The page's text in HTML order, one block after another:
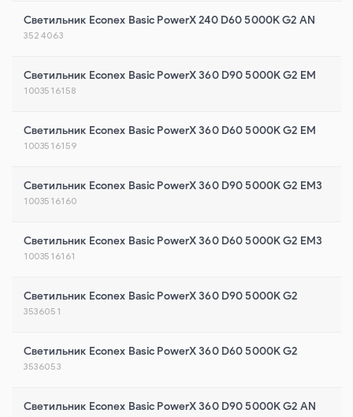
Светильник Econex Basic PowerX 240 D60 5000K G2 AN
3524063
Светильник Econex Basic PowerX 360 D90 5000K G2 EM
1003516158
Светильник Econex Basic PowerX 360 D60 5000K G2 EM
1003516159
Светильник Econex Basic PowerX 360 D90 5000K G2 EM3
1003516160
Светильник Econex Basic PowerX 360 D60 5000K G2 EM3
1003516161
Светильник Econex Basic PowerX 360 D90 5000K G2
3536051
Светильник Econex Basic PowerX 360 D60 5000K G2
3536053
Светильник Econex Basic PowerX 360 D90 5000K G2 AN